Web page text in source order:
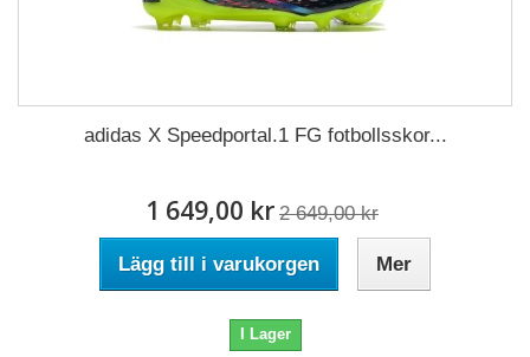
adidas X Speedportal.1 FG fotbollsskor...
1 649,00 kr 2 649,00 kr
Lägg till i varukorgen Mer
I Lager